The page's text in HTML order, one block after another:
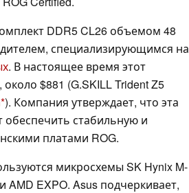
DDR5 CL26 объемом 48
специализирующимся на
. В настоящее время этот
$881 (G.SKILL Trident Z5
). Компания утверждает, что эта
стабильную и
платами ROG.
микросхемы SK Hynix M-
EXPO. Asus подчеркивает,